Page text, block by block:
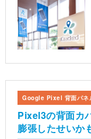
Pixel3の背面カ
膨張したせいか
Google Pixel 背面パネ